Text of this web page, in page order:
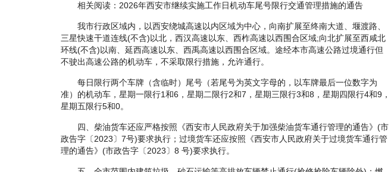
相关阅读：2026年西安市继续实施工作日机动车尾号限行交通管理措施的通告
我市行政区域内，以西安绕城高速以内区域为中心，向南扩展至终南大道、堰渡路、
三星快速干道连线(不含)以北，西汉高速以东、西柞高速以西围合区域;向北扩展至西咸北
环线(不含)以南、延西高速以东、西禹高速以西围合区域。途经本市高速公路过境通行但
不驶出高速公路的机动车，不采取限行措施，允许通行。
每日限行两个车牌（含临时）尾号（若尾号为英文字母的，以车牌最后一位数字为
准）的机动车，星期一限行1和6，星期二限行2和7，星期三限行3和8，星期四限行4和9，
星期五限行5和0。
四、柴油货车还应严格按照《西安市人民政府关于加强柴油货车通行管理的通告》(市
政告字〔2023〕7号)要求执行；过境货车还应按照《西安市人民政府关于过境货车通行管
理的通告》(市政告字〔2023〕8 号)要求执行。